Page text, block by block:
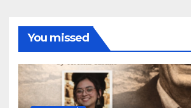
You missed